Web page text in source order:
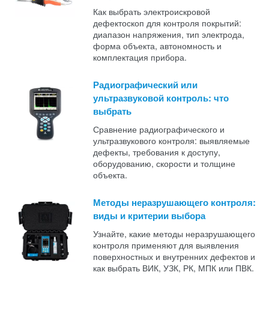
Как выбрать электроискровой
дефектоскоп для контроля покрытий:
диапазон напряжения, тип электрода,
форма объекта, автономность и
комплектация прибора.
Радиографический или
ультразвуковой контроль: что
выбрать
Сравнение радиографического и
ультразвукового контроля: выявляемые
дефекты, требования к доступу,
оборудованию, скорости и толщине
объекта.
Методы неразрушающего контроля:
виды и критерии выбора
Узнайте, какие методы неразрушающего
контроля применяют для выявления
поверхностных и внутренних дефектов и
как выбрать ВИК, УЗК, РК, МПК или ПВК.